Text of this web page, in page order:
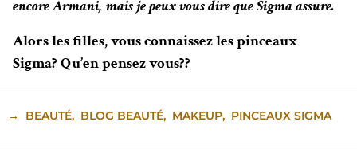
encore Armani, mais je peux vous dire que Sigma assure.
Alors les filles, vous connaissez les pinceaux
Sigma? Qu’en pensez vous??
→ BEAUTÉ, BLOG BEAUTÉ, MAKEUP, PINCEAUX SIGMA